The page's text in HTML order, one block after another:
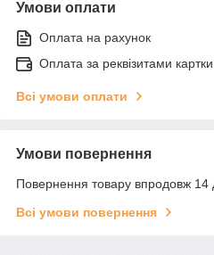
Умови оплати
Оплата на рахунок
Оплата за реквізитами картки
Всі умови оплати
Умови повернення
Повернення товару впродовж 14
Всі умови повернення